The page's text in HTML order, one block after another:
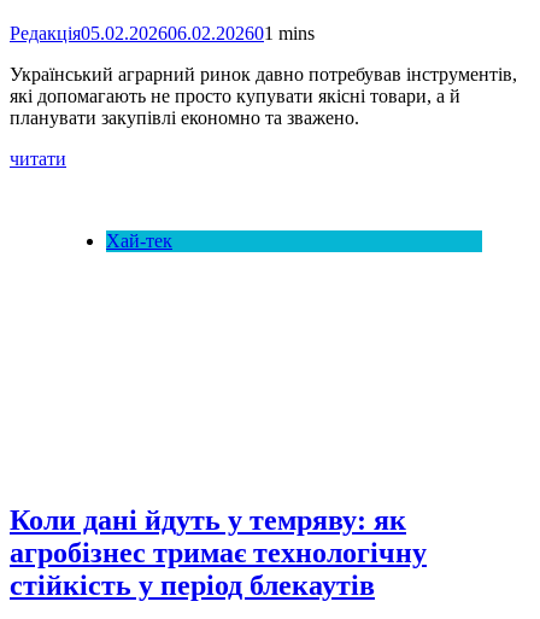
Редакція05.02.202606.02.202601 mins
Український аграрний ринок давно потребував інструментів,
які допомагають не просто купувати якісні товари, а й
планувати закупівлі економно та зважено.
читати
Хай-тек
Коли дані йдуть у темряву: як
агробізнес тримає технологічну
стійкість у період блекаутів